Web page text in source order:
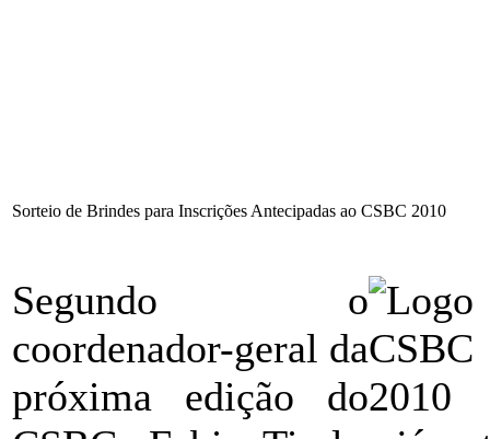
Sorteio de Brindes para Inscrições Antecipadas ao CSBC 2010
Segundo o
coordenador-geral da
próxima edição do